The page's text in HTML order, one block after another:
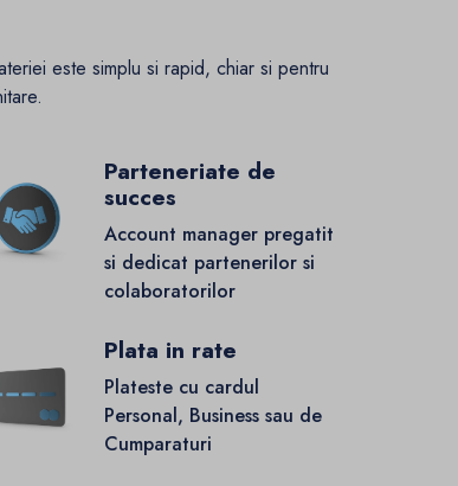
este simplu si rapid, chiar si pentru
Parteneriate de
succes
Account manager pregatit
si dedicat partenerilor si
colaboratorilor
Plata in rate
Plateste cu cardul
Personal, Business sau de
Cumparaturi